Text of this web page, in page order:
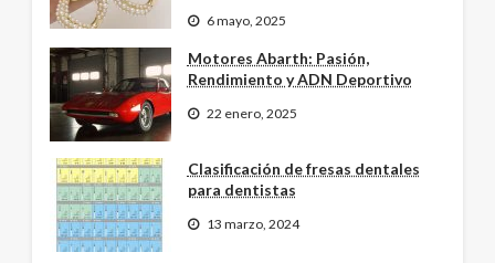
6 mayo, 2025
Motores Abarth: Pasión,
Rendimiento y ADN Deportivo
22 enero, 2025
Clasificación de fresas dentales
para dentistas
13 marzo, 2024